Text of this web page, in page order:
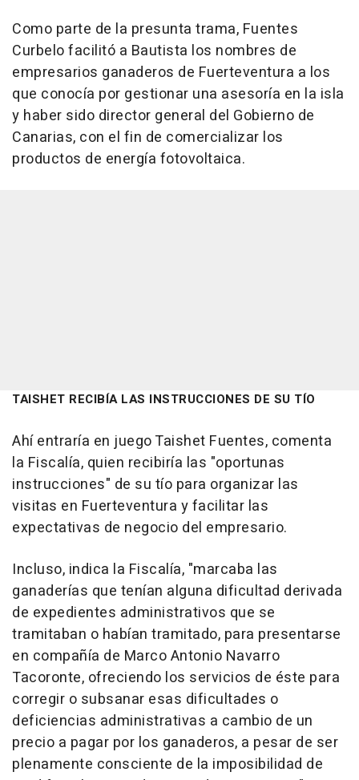
Como parte de la presunta trama, Fuentes
Curbelo facilitó a Bautista los nombres de
empresarios ganaderos de Fuerteventura a los
que conocía por gestionar una asesoría en la isla
y haber sido director general del Gobierno de
Canarias, con el fin de comercializar los
productos de energía fotovoltaica.
TAISHET RECIBÍA LAS INSTRUCCIONES DE SU TÍO
Ahí entraría en juego Taishet Fuentes, comenta
la Fiscalía, quien recibiría las "oportunas
instrucciones" de su tío para organizar las
visitas en Fuerteventura y facilitar las
expectativas de negocio del empresario.
Incluso, indica la Fiscalía, "marcaba las
ganaderías que tenían alguna dificultad derivada
de expedientes administrativos que se
tramitaban o habían tramitado, para presentarse
en compañía de Marco Antonio Navarro
Tacoronte, ofreciendo los servicios de éste para
corregir o subsanar esas dificultades o
deficiencias administrativas a cambio de un
precio a pagar por los ganaderos, a pesar de ser
plenamente consciente de la imposibilidad de